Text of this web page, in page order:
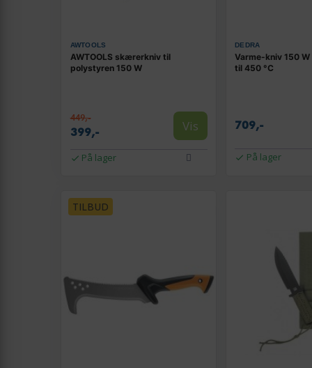
AWTOOLS
AWTOOLS skærerkniv til
polystyren 150 W
449,-
399,- Vis
På lager
DEDRA
Varme-kniv 150 W
til 450 °C
709,-
På lager
TILBUD